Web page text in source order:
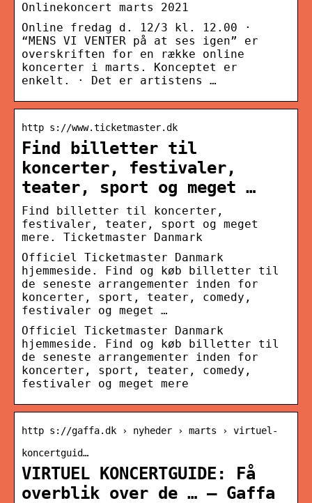
Onlinekoncert marts 2021
Online fredag d. 12/3 kl. 12.00 ·
“MENS VI VENTER på at ses igen” er
overskriften for en række online
koncerter i marts. Konceptet er
enkelt. · Det er artistens …
http s://www.ticketmaster.dk
Find billetter til
koncerter, festivaler,
teater, sport og meget …
Find billetter til koncerter,
festivaler, teater, sport og meget
mere. Ticketmaster Danmark
Officiel Ticketmaster Danmark
hjemmeside. Find og køb billetter til
de seneste arrangementer inden for
koncerter, sport, teater, comedy,
festivaler og meget …
Officiel Ticketmaster Danmark
hjemmeside. Find og køb billetter til
de seneste arrangementer inden for
koncerter, sport, teater, comedy,
festivaler og meget mere
http s://gaffa.dk › nyheder › marts › virtuel-
koncertguid…
VIRTUEL KONCERTGUIDE: Få
overblik over de … – Gaffa